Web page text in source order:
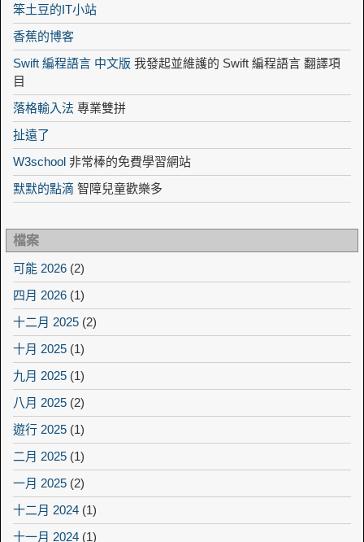
笨土豆的IT小站
香蕉的博客
Swift 編程語言 中文版 我發起並維護的 Swift 編程語言 翻譯項
目
落格輸入法 專業雙拼
扯遠了
W3school 非常棒的免費學習網站
默默的點滴 智障兒童歡樂多
檔案
可能 2026 (2)
四月 2026 (1)
十二月 2025 (2)
十月 2025 (1)
九月 2025 (1)
八月 2025 (2)
遊行 2025 (1)
二月 2025 (1)
一月 2025 (2)
十二月 2024 (1)
十一月 2024 (1)